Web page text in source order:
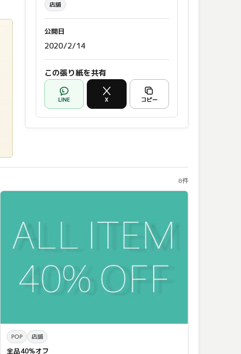
店舗
公開日
2020/2/14
この張り紙を共有
LINE X コピー
8件
POP 店舗
全品40%オフ